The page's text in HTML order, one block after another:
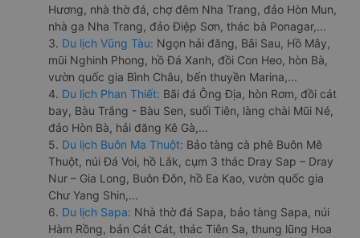
Hương, nhà thờ đá, chợ đêm Nha Trang, đảo Hòn Mun,
nhà ga Nha Trang, đảo Điệp Sơn, thác bà Ponagar,...
3. Du lịch Vũng Tàu: Ngọn hải đăng, Bãi Sau, Hồ Mây,
mũi Nghinh Phong, hồ Đá Xanh, đồi Con Heo, hòn Bà,
vườn quốc gia Bình Châu, bến thuyền Marina,...
4. Du lịch Phan Thiết: Bãi đá Ông Địa, hòn Rơm, đồi cát
bay, Bàu Trắng - Bàu Sen, suối Tiên, làng chài Mũi Né,
đảo Hòn Bà, hải đăng Kê Gà,...
5. Du lịch Buôn Ma Thuột: Bảo tàng cà phê Buôn Mê
Thuột, núi Đá Voi, hồ Lắk, cụm 3 thác Dray Sap – Dray
Nur – Gia Long, Buôn Đôn, hồ Ea Kao, vườn quốc gia
Chư Yang Shin,...
6. Du lịch Sapa: Nhà thờ đá Sapa, bảo tàng Sapa, núi
Hàm Rồng, bản Cát Cát, thác Tiên Sa, thung lũng Hoa